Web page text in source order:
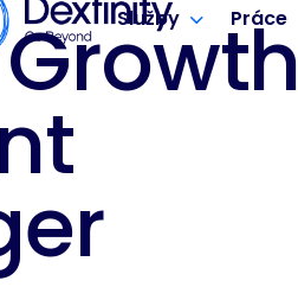
Služby Práce